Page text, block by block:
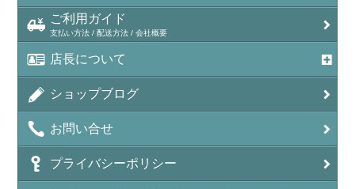
ご利用ガイド
支払い方法 / 配送方法 / 会社概要
店長について
ショップブログ
お問い合せ
プライバシーポリシー